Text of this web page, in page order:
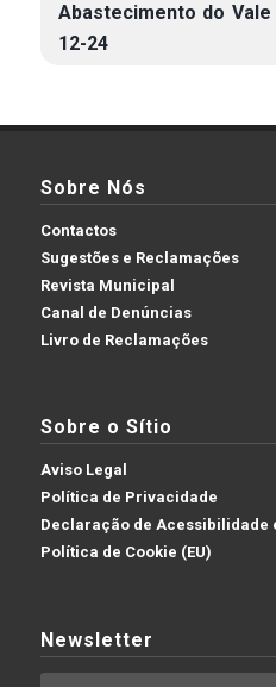
Abastecimento do
12-24
Sobre Nós
Contactos
Sugestões e Reclamações
Revista Municipal
Canal de Denúncias
Livro de Reclamações
Sobre o Sítio
Aviso Legal
Política de Privacidade
Declaração de Acessibilidade
Política de Cookie (EU)
Newsletter